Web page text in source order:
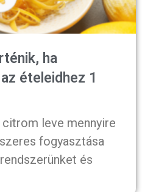
ha
ételeidhez 1
citrom leve mennyire
fogyasztása
és